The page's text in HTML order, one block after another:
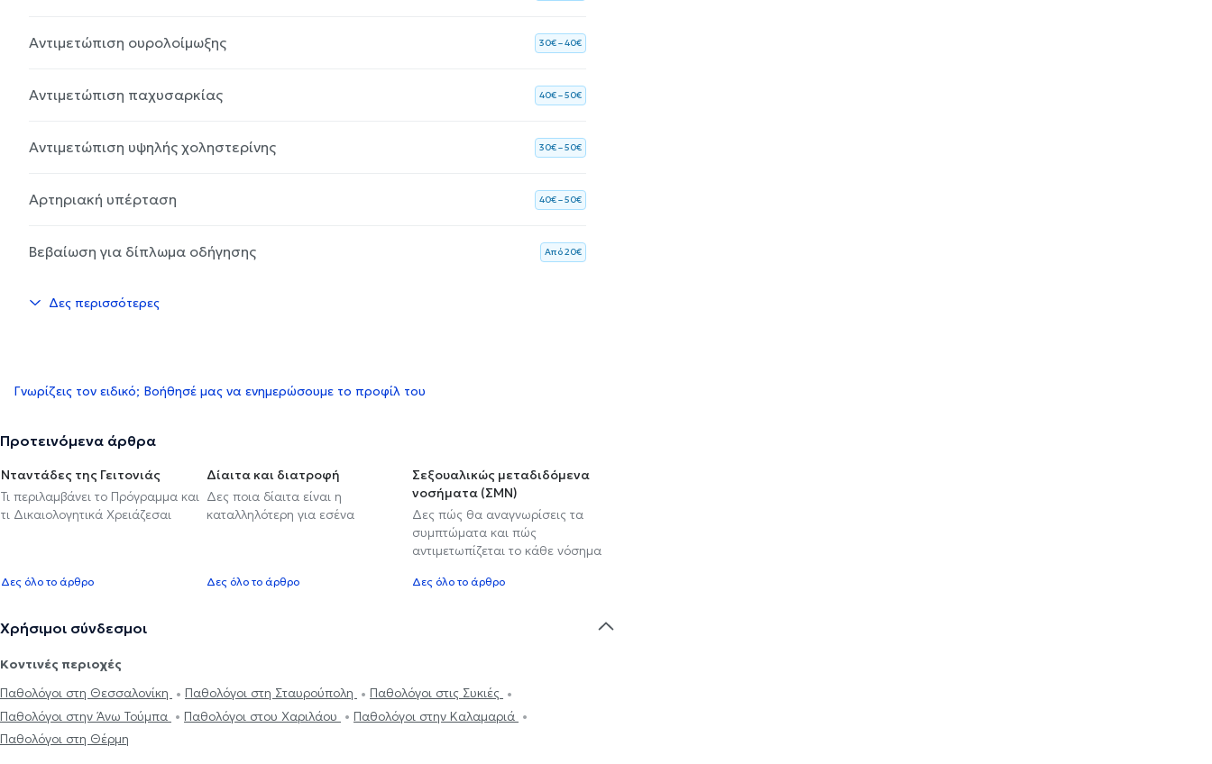
Αντιμετώπιση ουρολοίμωξης 30€ – 40€
Αντιμετώπιση παχυσαρκίας 40€ – 50€
Αντιμετώπιση υψηλής χοληστερίνης 30€ – 50€
Αρτηριακή υπέρταση 40€ – 50€
Βεβαίωση για δίπλωμα οδήγησης Aπό 20€
Δες περισσότερες
Γνωρίζεις τον ειδικό; Βοήθησέ μας να ενημερώσουμε το προφίλ του
Προτεινόμενα άρθρα
Νταντάδες της Γειτονιάς
Τι περιλαμβάνει το Πρόγραμμα και
τι Δικαιολογητικά Χρειάζεσαι
Δες όλο το άρθρο
Δίαιτα και διατροφή
Δες ποια δίαιτα είναι η
καταλληλότερη για εσένα
Δες όλο το άρθρο
Σεξουαλικώς μεταδιδόμενα
νοσήματα (ΣΜΝ)
Δες πώς θα αναγνωρίσεις τα
συμπτώματα και πώς
αντιμετωπίζεται το κάθε νόσημα
Δες όλο το άρθρο
Χρήσιμοι σύνδεσμοι
Κοντινές περιοχές
Παθολόγοι στη Θεσσαλονίκη
Παθολόγοι στη Σταυρούπολη
Παθολόγοι στις Συκιές
Παθολόγοι στην Άνω Τούμπα
Παθολόγοι στου Χαριλάου
Παθολόγοι στην Καλαμαριά
Παθολόγοι στη Θέρμη